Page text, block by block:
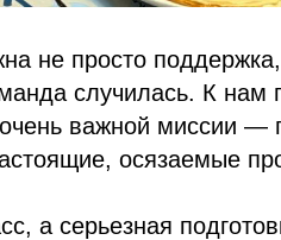
не просто
случилась. К нам
важной миссии
осязаемые
а серьезная